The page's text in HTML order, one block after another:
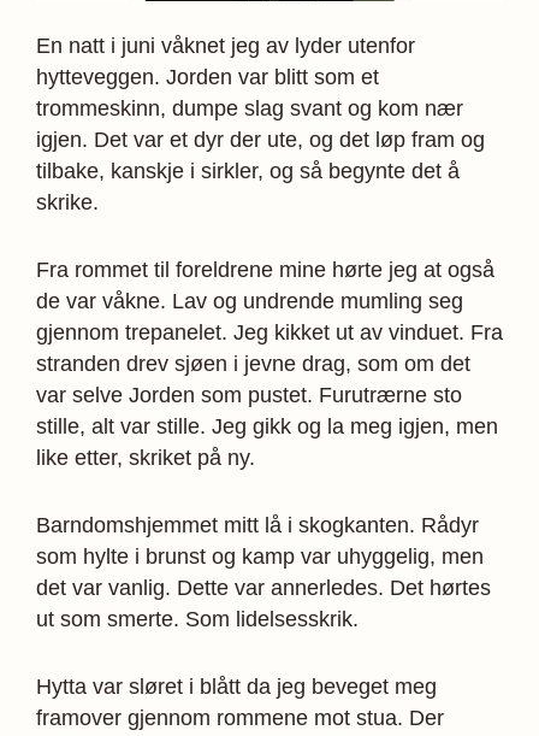
En natt i juni våknet jeg av lyder utenfor
hytteveggen. Jorden var blitt som et
trommeskinn, dumpe slag svant og kom nær
igjen. Det var et dyr der ute, og det løp fram og
tilbake, kanskje i sirkler, og så begynte det å
skrike.
Fra rommet til foreldrene mine hørte jeg at også
de var våkne. Lav og undrende mumling seg
gjennom trepanelet. Jeg kikket ut av vinduet. Fra
stranden drev sjøen i jevne drag, som om det
var selve Jorden som pustet. Furutrærne sto
stille, alt var stille. Jeg gikk og la meg igjen, men
like etter, skriket på ny.
Barndomshjemmet mitt lå i skogkanten. Rådyr
som hylte i brunst og kamp var uhyggelig, men
det var vanlig. Dette var annerledes. Det hørtes
ut som smerte. Som lidelsesskrik.
Hytta var sløret i blått da jeg beveget meg
framover gjennom rommene mot stua. Der